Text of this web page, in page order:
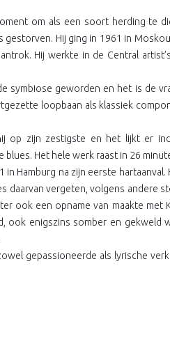
om als een soort herding te
gestorven. Hij ging in 1961 in
Hij werkte in de Central
symbiose geworden en het is de
loopbaan als klassiek
op zijn zestigste en het lijkt er
blues. Het hele werk raast in 26
Hamburg na zijn eerste
daarvan vergeten, volgens andere
ook een opname van maakte
ook enigszins somber en gekweld
gepassioneerde als lyrische